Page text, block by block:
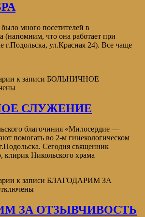
было много посетителей в
(напомним, что она работает при
г.Подольска, ул.Красная 24). Все чаще
к записи БОЛЬНИЧНОЕ
СЛУЖЕНИЕ
благочиния «Милосердие —
помогать во 2-м гинекологическом
Сегодня священник
Никольского храма
к записи БЛАГОДАРИМ ЗА
ЗА ОТЗЫВЧИВОСТЬ